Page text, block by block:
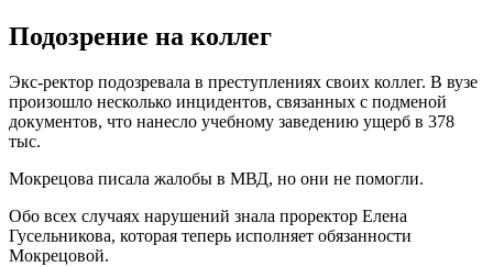
Подозрение на коллег
Экс-ректор подозревала в преступлениях своих коллег. В вузе
произошло несколько инцидентов, связанных с подменой
документов, что нанесло учебному заведению ущерб в 378
тыс.
Мокрецова писала жалобы в МВД, но они не помогли.
Обо всех случаях нарушений знала проректор Елена
Гусельникова, которая теперь исполняет обязанности
Мокрецовой.